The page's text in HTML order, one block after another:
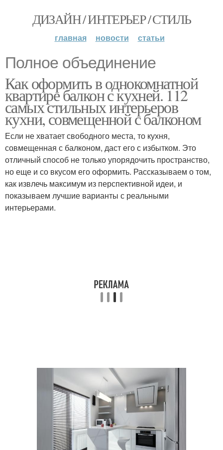
ДИЗАЙН / ИНТЕРЬЕР / СТИЛЬ
главная новости статьи
Полное объединение
Как оформить в однокомнатной
квартире балкон с кухней. 112
самых стильных интерьеров
кухни, совмещенной с балконом
Если не хватает свободного места, то кухня,
совмещенная с балконом, даст его с избытком. Это
отличный способ не только упорядочить пространство,
но еще и со вкусом его оформить. Рассказываем о том,
как извлечь максимум из перспективной идеи, и
показываем лучшие варианты с реальными
интерьерами.